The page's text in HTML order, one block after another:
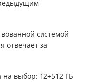
системой
отвечает за
на выбор: 12+512 ГБ